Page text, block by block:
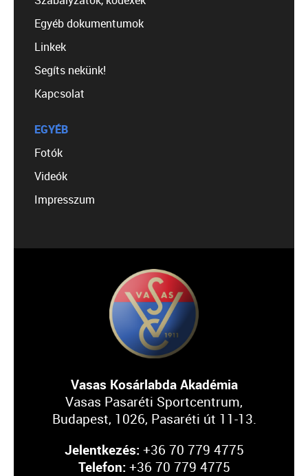
Egyéb dokumentumok
Linkek
Segíts nekünk!
Kapcsolat
EGYÉB
Fotók
Videók
Impresszum
Vasas Kosárlabda Akadémia
Vasas Pasaréti Sportcentrum,
Budapest, 1026, Pasaréti út 11-13.
Jelentkezés: +36 70 779 4775
Telefon: +36 70 779 4775